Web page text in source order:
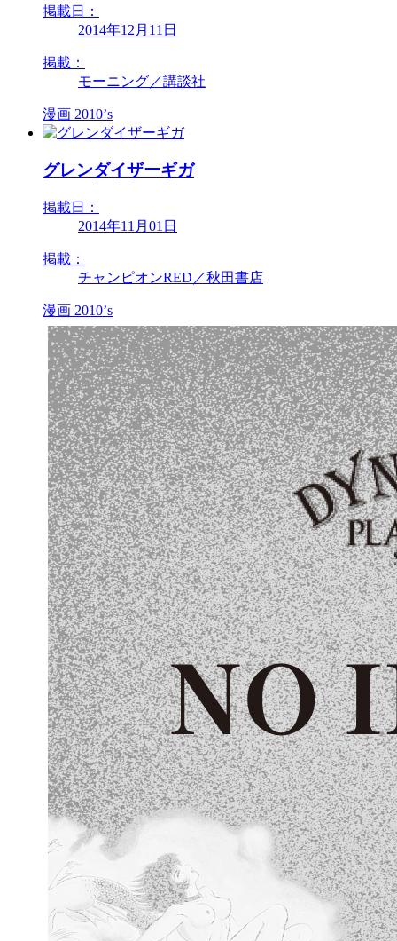
掲載日：
2014年12月11日
掲載：
モーニング／講談社
漫画 2010’s
グレンダイザーギガ
掲載日：
2014年11月01日
掲載：
チャンピオンRED／秋田書店
漫画 2010’s